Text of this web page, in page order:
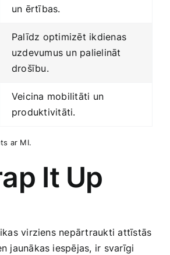
un ērtības.
Palīdz optimizēt ikdienas
uzdevumus un palielināt
drošību.
Veicina mobilitāti ​un
produktivitāti.
⁢ar MI.
It Up
virziens nepārtraukti attīstās
jaunākas iespējas, ir ​svarīgi